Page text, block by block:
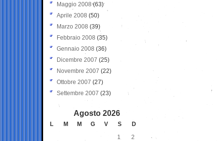
Maggio 2008(63)
Aprile 2008 (50)
Marzo 2008 (39)
Febbraio 2008 (35)
Gennaio 2008 (36)
Dicembre 2007 (25)
Novembre 2007 (22)
Ottobre 2007 (27)
Settembre 2007 (23)
Agosto 2026
L M M G V S
D
1
2